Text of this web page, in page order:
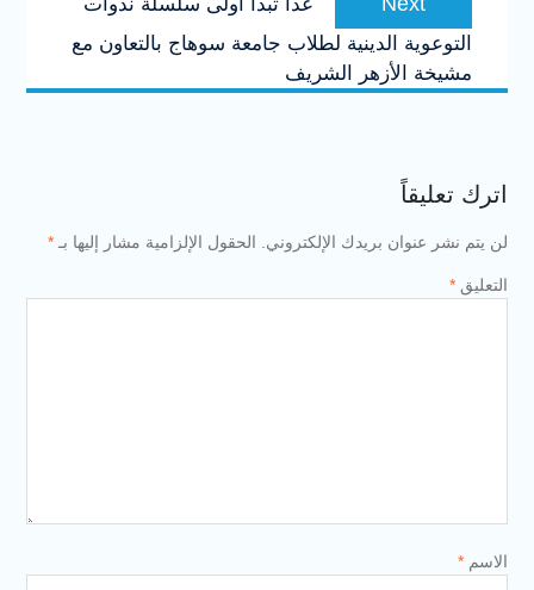
post:
غداََ تبدأ أولى سلسلة ندوات
التوعوية الدينية لطلاب جامعة سوهاج بالتعاون مع
مشيخة الأزهر الشريف
اترك تعليقاً
لن يتم نشر عنوان بريدك الإلكتروني. الحقول الإلزامية مشار إليها بـ *
التعليق *
الاسم *